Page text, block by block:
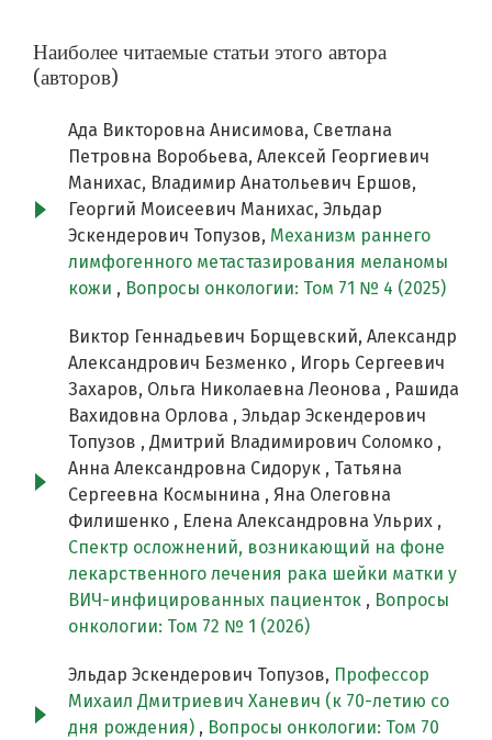
Наиболее читаемые статьи этого автора
(авторов)
Ада Викторовна Анисимова, Светлана
Петровна Воробьева, Алексей Георгиевич
Манихас, Владимир Анатольевич Ершов,
Георгий Моисеевич Манихас, Эльдар
Эскендерович Топузов, Механизм раннего
лимфогенного метастазирования меланомы
кожи , Вопросы онкологии: Том 71 № 4 (2025)
Виктор Геннадьевич Борщевский, Александр
Александрович Безменко , Игорь Сергеевич
Захаров, Ольга Николаевна Леонова , Рашида
Вахидовна Орлова , Эльдар Эскендерович
Топузов , Дмитрий Владимирович Соломко ,
Анна Александровна Сидорук , Татьяна
Сергеевна Космынина , Яна Олеговна
Филишенко , Елена Александровна Ульрих ,
Спектр осложнений, возникающий на фоне
лекарственного лечения рака шейки матки у
ВИЧ-инфицированных пациенток , Вопросы
онкологии: Том 72 № 1 (2026)
Эльдар Эскендерович Топузов, Профессор
Михаил Дмитриевич Ханевич (к 70-летию со
дня рождения) , Вопросы онкологии: Том 70